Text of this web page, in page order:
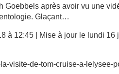
Goebbels après avoir vu une
Glaçant…
à 12:45 | Mise à jour le lundi 16
visite-de-tom-cruise-a-lelysee-